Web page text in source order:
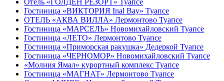
Гостиница «ВИКТОРИЯ Inal Bay» Туапсе
ОТЕЛЬ «АКВА ВИЛЛА» Лермонтово Туапсе
Гостиница «МАРСЕЛЬ» Новомихайловский Туапсе
Гостиница «ЛЕТО» Лермонтово Туапсе
Гостиница «Приморская ракушка» Дедеркой Туапсе
Гостиница «ЧЕРНОМОР» Новомихайловский Туапсе
«Молния Ямал» курортный комплекс Туапсе
Гостиница «МАГНАТ» Лермонтово Туапсе